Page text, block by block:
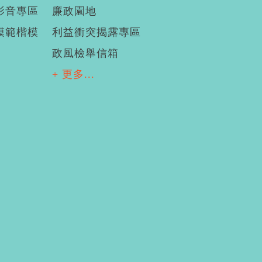
音專區
範楷模
廉政園地
利益衝突揭露專區
政風檢舉信箱
+ 更多...